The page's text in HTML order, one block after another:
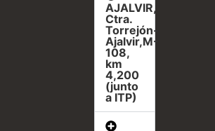
AJALVIR,
Ctra.
Torrejón-
Ajalvir,M-
108,
km
4,200
(junto
a ITP)